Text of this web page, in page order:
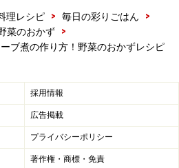
理レシピ > 毎日の彩りごはん
>
菜のおかず
>
ブ煮の作り方！野菜のおかずレシピ
採用情報
広告掲載
プライバシーポリシー
著作権・商標・免責